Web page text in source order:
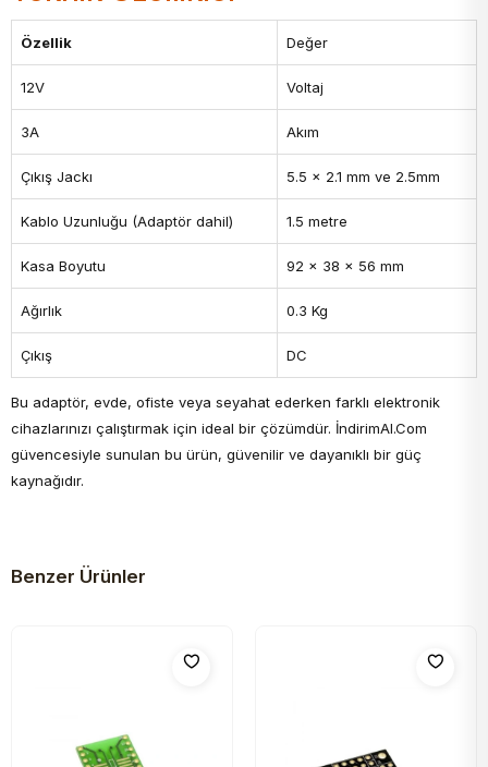
Özellik Değer
12V Voltaj
3A Akım
Çıkış Jackı 5.5 x 2.1 mm ve 2.5mm
Kablo Uzunluğu (Adaptör dahil) 1.5 metre
Kasa Boyutu 92 x 38 x 56 mm
Ağırlık 0.3 Kg
Çıkış DC
Bu adaptör, evde, ofiste veya seyahat ederken farklı elektronik
cihazlarınızı çalıştırmak için ideal bir çözümdür. İndirimAl.Com
güvencesiyle sunulan bu ürün, güvenilir ve dayanıklı bir güç
kaynağıdır.
Benzer Ürünler